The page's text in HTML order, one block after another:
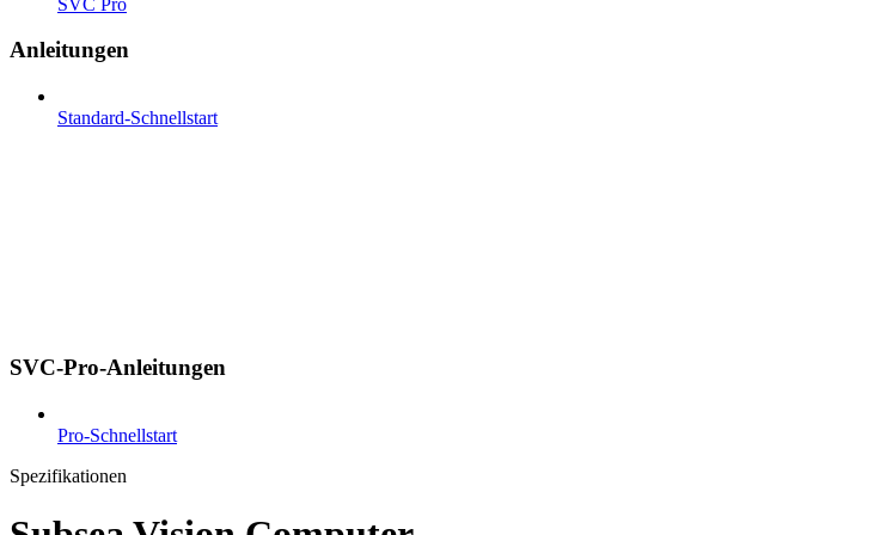
Anleitungen
Standard-Schnellstart
SVC-Pro-Anleitungen
Pro-Schnellstart
Spezifikationen